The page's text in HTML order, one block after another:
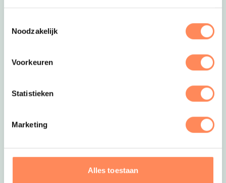
Noodzakelijk
Voorkeuren
Statistieken
Marketing
Alles toestaan
eindeloos in de natuur, bouwen ze hutten, spetteren ze